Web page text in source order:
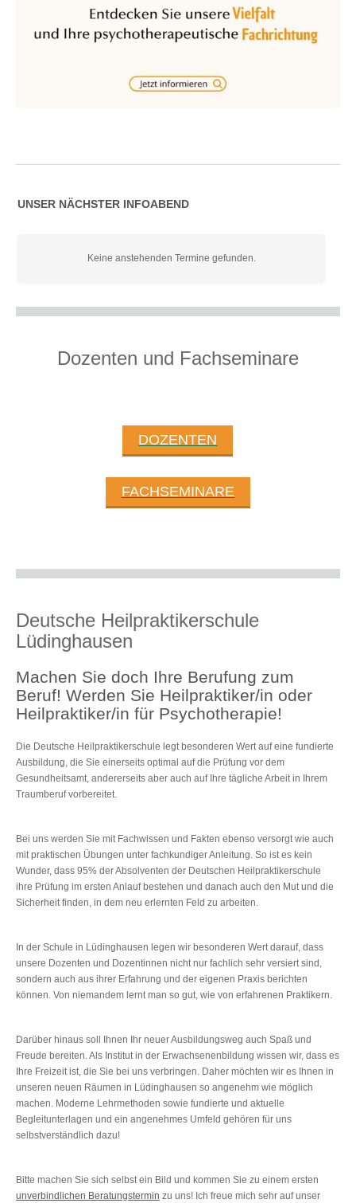
UNSER NÄCHSTER INFOABEND
Keine anstehenden Termine gefunden.
Dozenten und Fachseminare
DOZENTEN
FACHSEMINARE
Deutsche Heilpraktikerschule
Lüdinghausen
Machen Sie doch Ihre Berufung zum
Beruf! Werden Sie Heilpraktiker/in oder
Heilpraktiker/in für Psychotherapie!
Die Deutsche Heilpraktikerschule legt besonderen Wert auf eine fundierte
Ausbildung, die Sie einerseits optimal auf die Prüfung vor dem
Gesundheitsamt, andererseits aber auch auf Ihre tägliche Arbeit in Ihrem
Traumberuf vorbereitet.
Bei uns werden Sie mit Fachwissen und Fakten ebenso versorgt wie auch
mit praktischen Übungen unter fachkundiger Anleitung. So ist es kein
Wunder, dass 95% der Absolventen der Deutschen Heilpraktikerschule
ihre Prüfung im ersten Anlauf bestehen und danach auch den Mut und die
Sicherheit finden, in dem neu erlernten Feld zu arbeiten.
In der Schule in Lüdinghausen legen wir besonderen Wert darauf, dass
unsere Dozenten und Dozentinnen nicht nur fachlich sehr versiert sind,
sondern auch aus ihrer Erfahrung und der eigenen Praxis berichten
können. Von niemandem lernt man so gut, wie von erfahrenen Praktikern.
Darüber hinaus soll Ihnen Ihr neuer Ausbildungsweg auch Spaß und
Freude bereiten. Als Institut in der Erwachsenenbildung wissen wir, dass es
Ihre Freizeit ist, die Sie bei uns verbringen. Daher möchten wir es Ihnen in
unseren neuen Räumen in Lüdinghausen so angenehm wie möglich
machen. Moderne Lehrmethoden sowie fundierte und aktuelle
Begleitunterlagen und ein angenehmes Umfeld gehören für uns
selbstverständlich dazu!
Bitte machen Sie sich selbst ein Bild und kommen Sie zu einem ersten
unverbindlichen Beratungstermin zu uns! Ich freue mich sehr auf unser